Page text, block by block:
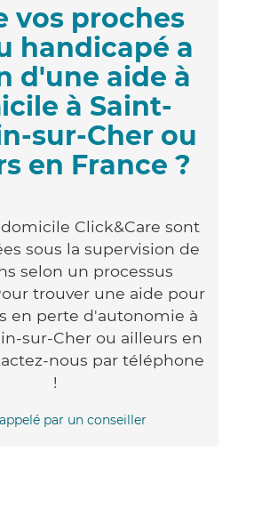
vos proches
handicapé a
d'une aide à
à Saint-
sur-Cher ou
en France ?
domicile Click&Care sont
sous la supervision de
selon un processus
trouver une aide pour
en perte d'autonomie à
sur-Cher ou ailleurs en
nous par téléphone
!
par un conseiller